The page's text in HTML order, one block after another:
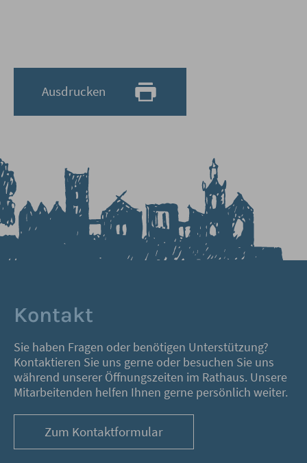
Ausdrucken
Kontakt
Sie haben Fragen oder benötigen Unterstützung?
Kontaktieren Sie uns gerne oder besuchen Sie uns
während unserer Öffnungszeiten im Rathaus. Unsere
Mitarbeitenden helfen Ihnen gerne persönlich weiter.
Zum Kontaktformular